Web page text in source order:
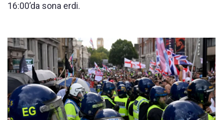
16:00’da sona erdi.